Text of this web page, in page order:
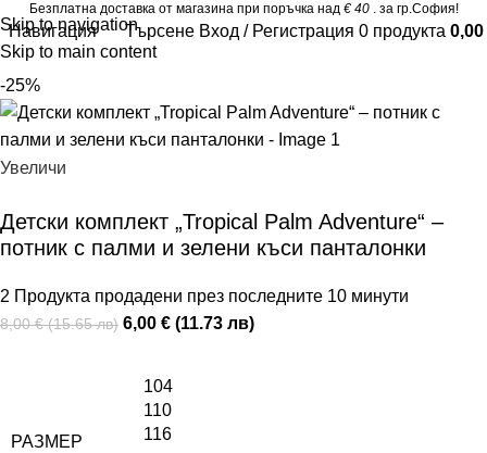
Skip to navigation
Skip to main content
Безплатна доставка от магазина при поръчка над € 40 . за гр.София!
Навигация Търсене Вход / Регистрация 0 продукта 0,00
-25%
Увеличи
Детски комплект „Tropical Palm Adventure“ –
потник с палми и зелени къси панталонки
2 Продукта продадени през последните 10 минути
8,00 € (15.65 лв) 6,00 € (11.73 лв)
РАЗМЕР
104
110
116